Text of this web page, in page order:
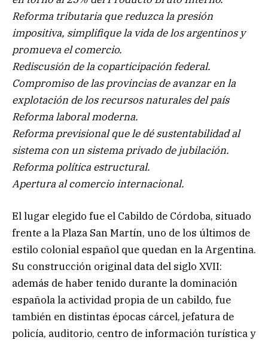
Reforma tributaria que reduzca la presión
impositiva, simplifique la vida de los argentinos y
promueva el comercio.
Rediscusión de la coparticipación federal.
Compromiso de las provincias de avanzar en la
explotación de los recursos naturales del país
Reforma laboral moderna.
Reforma previsional que le dé sustentabilidad al
sistema con un sistema privado de jubilación.
Reforma política estructural.
Apertura al comercio internacional.
El lugar elegido fue el Cabildo de Córdoba, situado
frente a la Plaza San Martín, uno de los últimos de
estilo colonial español que quedan en la Argentina.
Su construcción original data del siglo XVII:
además de haber tenido durante la dominación
española la actividad propia de un cabildo, fue
también en distintas épocas cárcel, jefatura de
policía, auditorio, centro de información turística y